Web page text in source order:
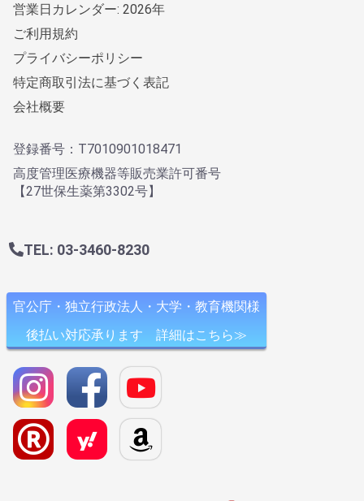
営業日カレンダー: 2026年
ご利用規約
プライバシーポリシー
特定商取引法に基づく表記
会社概要
登録番号：T7010901018471
高度管理医療機器等販売業許可番号
【27世保生薬第3302号】
TEL: 03-3460-8230
官公庁・独立行政法人・大学・教育機関様
後払い対応承ります 詳細はこちら≫